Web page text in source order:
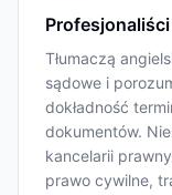
Tłumaczą
sądowe i
dokładność
dokumentów.
kancelarii
prawo cywilne,